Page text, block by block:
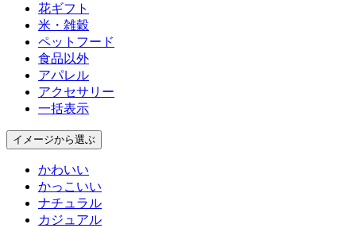
花ギフト
米・雑穀
ペットフード
食品以外
アパレル
アクセサリー
一括表示
イメージから選ぶ
かわいい
かっこいい
ナチュラル
カジュアル